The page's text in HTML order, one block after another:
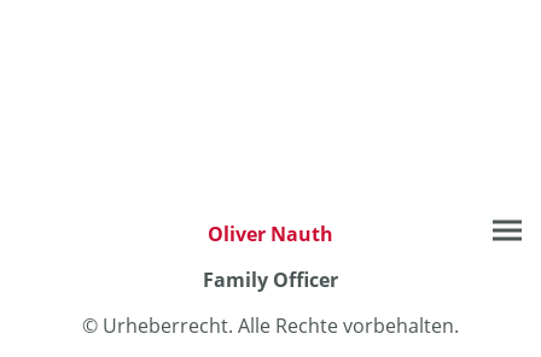
Oliver Nauth
Family Officer
© Urheberrecht. Alle Rechte vorbehalten.